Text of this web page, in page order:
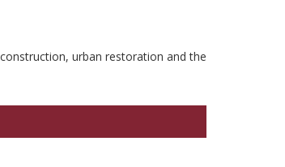
urban restoration and the